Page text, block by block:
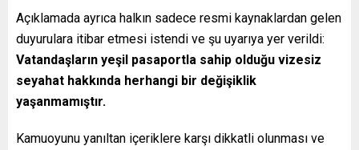
Açıklamada ayrıca halkın sadece resmi kaynaklardan gelen
duyurulara itibar etmesi istendi ve şu uyarıya yer verildi:
Vatandaşların yeşil pasaportla sahip olduğu vizesiz
seyahat hakkında herhangi bir değişiklik
yaşanmamıştır.
Kamuoyunu yanıltan içeriklere karşı dikkatli olunması ve